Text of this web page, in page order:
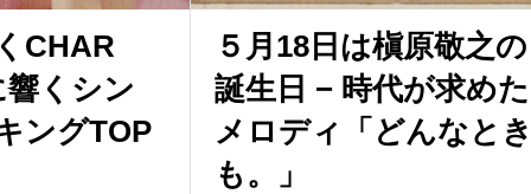
CHAR
くシン
ングTOP
５月18日は槇原敬之の
誕生日 − 時代が求めた
メロディ「どんなと
も。」